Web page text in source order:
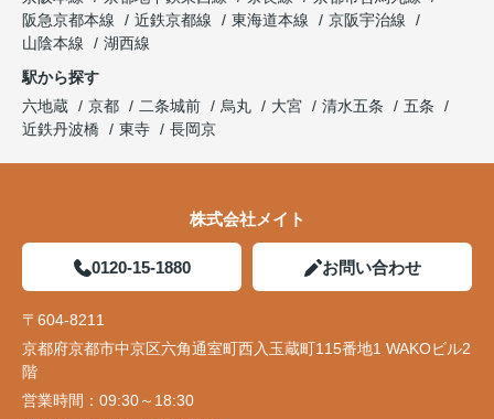
阪急京都本線
近鉄京都線 東海道本線
京阪宇治線
山陰本線
湖西線
駅から探す
六地蔵
京都 二条城前 烏丸 大宮 清水五条
五条
近鉄丹波橋
東寺 長岡京
株式会社メイト
0120-15-1880 お問い合わせ
〒604-8211
京都府京都市中京区六角通室町西入玉蔵町115番地1 WAKOビル2
階
営業時間： 09:30～18:30